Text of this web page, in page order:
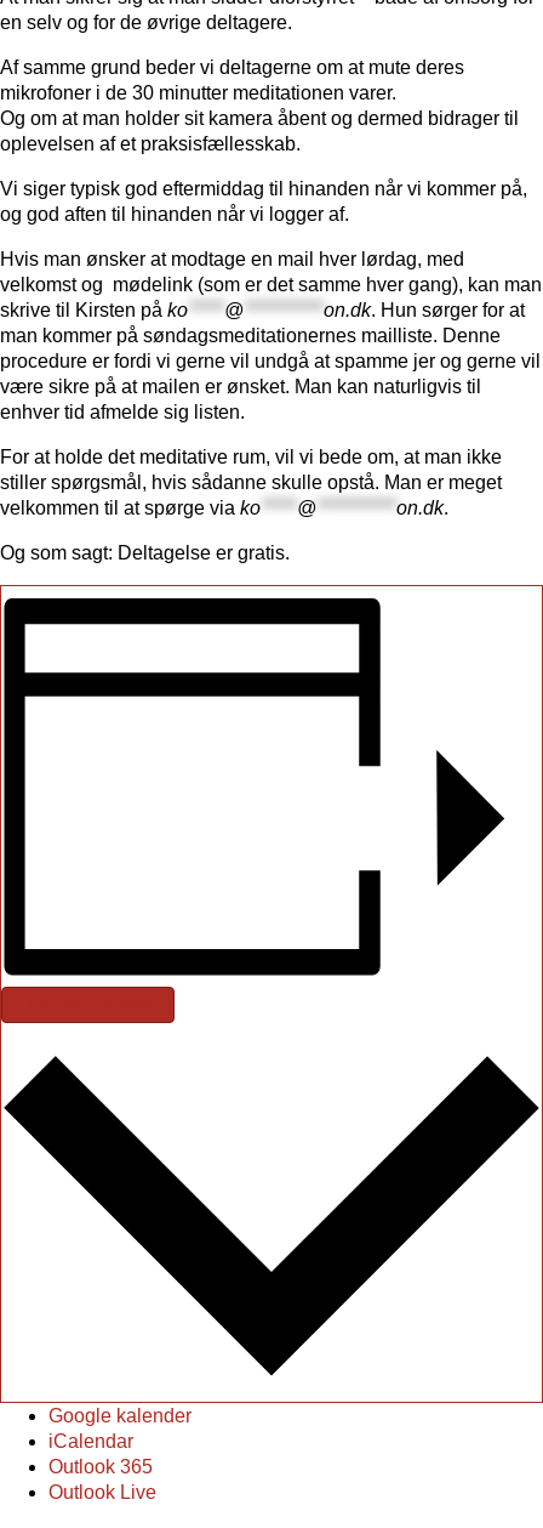
en selv og for de øvrige deltagere.
Af samme grund beder vi deltagerne om at mute deres
mikrofoner i de 30 minutter meditationen varer.
Og om at man holder sit kamera åbent og dermed bidrager til
oplevelsen af et praksisfællesskab.
Vi siger typisk god eftermiddag til hinanden når vi kommer på,
og god aften til hinanden når vi logger af.
Hvis man ønsker at modtage en mail hver lørdag, med
velkomst og mødelink (som er det samme hver gang), kan man
skrive til Kirsten på ko ***** @ ***********on.dk. Hun sørger for at
man kommer på søndagsmeditationernes mailliste. Denne
procedure er fordi vi gerne vil undgå at spamme jer og gerne vil
være sikre på at mailen er ønsket. Man kan naturligvis til
enhver tid afmelde sig listen.
For at holde det meditative rum, vil vi bede om, at man ikke
stiller spørgsmål, hvis sådanne skulle opstå. Man er meget
velkommen til at spørge via ko ***** @ ***********on.dk.
Og som sagt: Deltagelse er gratis.
Google kalender
iCalendar
Outlook 365
Outlook Live